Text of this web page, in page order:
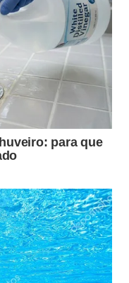
por
viáveis para a
tecnologia
direta de
de alto valor
técnico
estudados.
Futuras